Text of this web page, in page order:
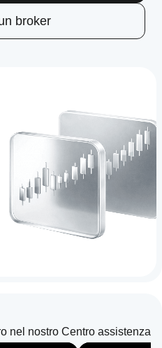
broker
nel nostro Centro assistenza